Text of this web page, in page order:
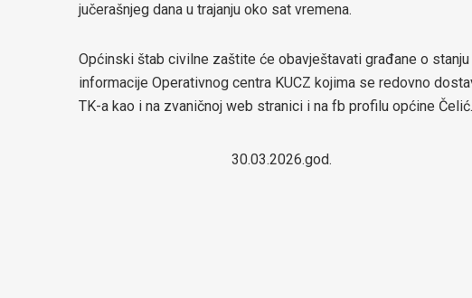
jučerašnjeg dana u trajanju oko sat vremena.
Općinski štab civilne zaštite će obavještavati građane o
informacije Operativnog centra KUCZ kojima se redovno
TK-a kao i na zvaničnoj web stranici i na fb profilu općine Čelić.
30.03.2026.god.